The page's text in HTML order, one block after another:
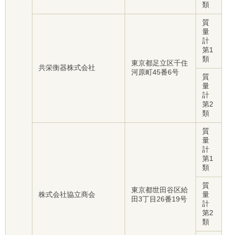
類
共栄衡器株式会社
東京都足立区千住
河原町45番6号
質
量
計
第1
類
質
量
計
第2
類
株式会社協立商会
東京都世田谷区給
田3丁目26番19号
質
量
計
第1
類
質
量
計
第2
類